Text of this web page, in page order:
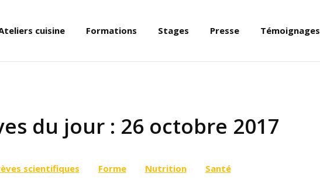
cuisine Formations Stages Presse Témoignages
du jour : 26 octobre 2017
scientifiques
Forme Nutrition Santé